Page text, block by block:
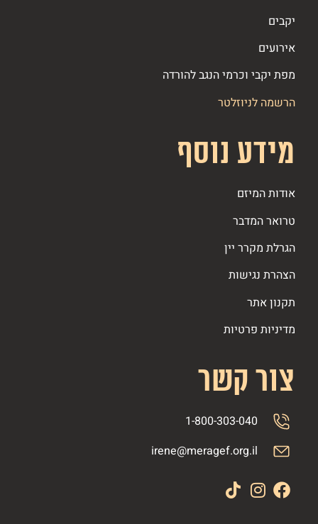
יקבים
אירועים
מפת יקבי וכרמי הנגב להורדה
הרשמה לניוזלטר
מידע נוסף
אודות המיזם
טרואר המדבר
הגרלת מקרר יין
הצהרת נגישות
תקנון אתר
מדיניות פרטיות
צור קשר
1-800-303-040
irene@meragef.org.il